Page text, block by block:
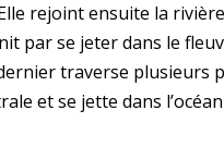
rejoint ensuite la rivière
par se jeter dans le
traverse plusieurs
et se jette dans